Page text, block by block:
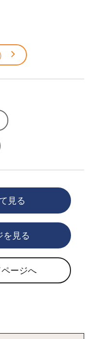
見る
を見る
ージへ